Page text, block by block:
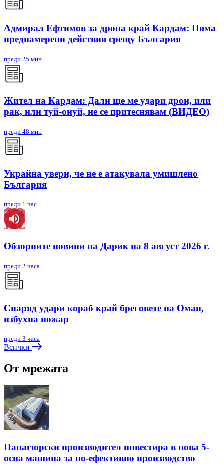
Адмирал Ефтимов за дрона край Кардам: Няма
преднамерени действия срещу България
преди 25 мин
Жител на Кардам: Дали ще ме удари дрон, или
рак, или туй-онуй, не се притеснявам (ВИДЕО)
преди 48 мин
Украйна увери, че не е атакувала умишлено
България
преди 1 час
Обзорните новини на Дарик на 8 август 2026 г.
преди 2 часа
Снаряд удари кораб край бреговете на Оман,
избухна пожар
преди 3 часа
Всички
От мрежата
Панагюрски производител инвестира в нова 5-
осна машина за по-ефективно производство